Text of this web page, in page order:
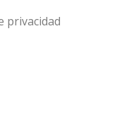
privacidad